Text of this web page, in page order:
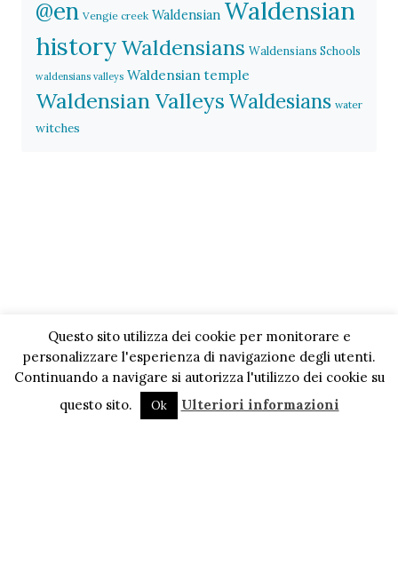
@en Vengie creek Waldensian Waldensian
historyWaldensians Waldensians Schools
waldensians valleys Waldensian temple
Waldensian Valleys Waldesians water
witches
Questo sito utilizza dei cookie per monitorare e
personalizzare l'esperienza di navigazione degli utenti.
Continuando a navigare si autorizza l'utilizzo dei cookie su
questo sito.
Ok Ulteriori informazioni